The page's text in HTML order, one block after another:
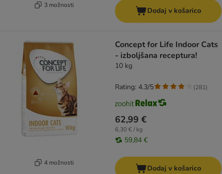
3 možnosti
Dodaj v košarico
4 možnosti
Concept for Life Indoor Cats
- izboljšana receptura!
10 kg
62,99 €
6,30 € / kg
59,84 €
Rating: 4.3/5 (281)
Dodaj v košarico